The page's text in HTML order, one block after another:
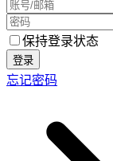
保持登录状态
登录
忘记密码